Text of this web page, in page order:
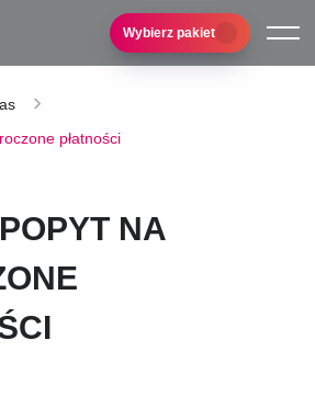
Wybierz pakiet
płatności
NA